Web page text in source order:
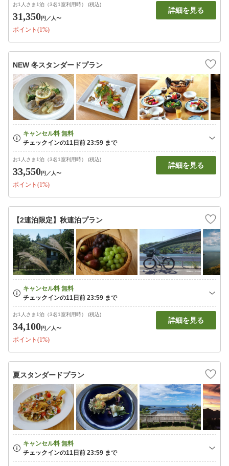
お1人さま1泊（3名1室利用時） (税込)
31,350円 ／人〜
ポイント(1%)
詳細を見る
NEW 冬スタンダードプラン
お1人さま1泊（3名1室利用時） (税込)
33,550円 ／人〜
ポイント(1%)
詳細を見る
【2連泊限定】秋連泊プラン
お1人さま1泊（3名1室利用時） (税込)
34,100円 ／人〜
ポイント(1%)
詳細を見る
夏スタンダードプラン